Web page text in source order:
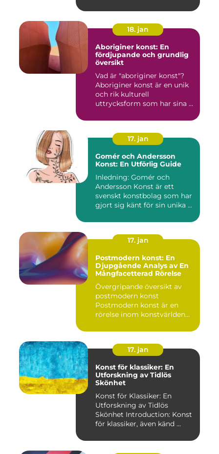
18. jan
Aboriginer konst: En
fördjupande och grundlig
översikt
Vad är "aboriginer konst"?
Aboriginer konst är en unik
och rik kulturell
uttrycksform som har sina ...
17. jan
Gomér och Andersson
Konst: En Utförlig Guide
Inledning: Gomér och
Andersson Konst är ett
svenskt konstbolag som har
gjort sig känt för sin unika ...
17. jan
Postmodern konst: En
Djupgående Analys av En
Mångfacetterad Rörelse
Övergripande översikt av
postmodern konst
Postmodern konst är en
rörelse inom konstvärlden
17. jan
Konst för klassiker: En
Utforskning av Tidlös
Skönhet
Konst för Klassiker: En
Utforskning av Tidlös
Skönhet Introduction: Konst
för klassiker, även känd ...